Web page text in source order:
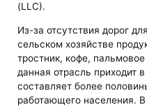
(LLC).
Из-за отсутствия дорог
сельском хозяйстве
тростник, кофе,
данная отрасль приходит
составляет более
работающего населения.